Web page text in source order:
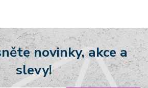
novinky, akce a
slevy!